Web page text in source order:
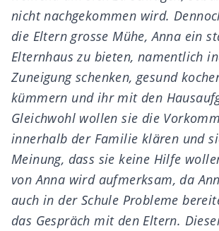
nicht nachgekommen wird.
die Eltern grosse Mühe, Anna ein
Elternhaus zu bieten, namentlich
Zuneigung schenken, gesund
kümmern und ihr mit den
Gleichwohl wollen sie die
innerhalb der Familie klären und
Meinung, dass sie keine Hilfe
von Anna wird aufmerksam, da
auch in der Schule Probleme
das Gespräch mit den Eltern.